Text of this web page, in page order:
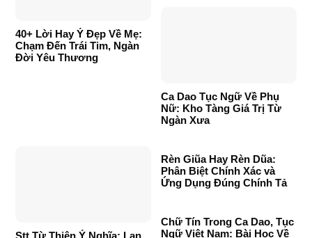
40+ Lời Hay Ý Đẹp Về Mẹ:
Chạm Đến Trái Tim, Ngàn
Đời Yêu Thương
Ca Dao Tục Ngữ Về Phụ
Nữ: Kho Tàng Giá Trị Từ
Ngàn Xưa
Stt Từ Thiện Ý Nghĩa: Lan
Rèn Giũa Hay Rèn Dũa:
Phân Biệt Chính Xác và
Ứng Dụng Đúng Chính Tả
Chữ Tín Trong Ca Dao, Tục
Ngữ Việt Nam: Bài Học Về